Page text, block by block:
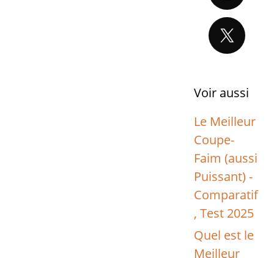
Voir aussi
Le Meilleur
Coupe-
Faim (aussi
Puissant) -
Comparatif
, Test 2025
Quel est le
Meilleur